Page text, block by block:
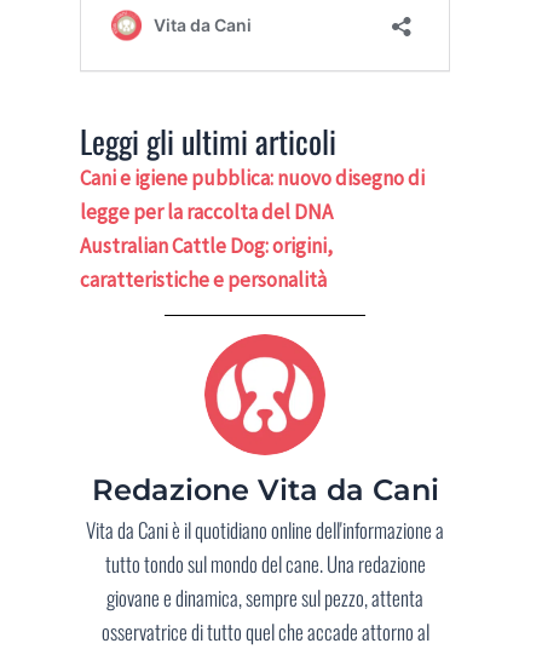
Leggi gli ultimi articoli
Cani e igiene pubblica: nuovo disegno di
legge per la raccolta del DNA
Australian Cattle Dog: origini,
caratteristiche e personalità
Redazione Vita da Cani
Vita da Cani è il quotidiano online dell'informazione a
tutto tondo sul mondo del cane. Una redazione
giovane e dinamica, sempre sul pezzo, attenta
osservatrice di tutto quel che accade attorno al